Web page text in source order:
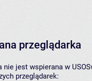
przeglądarka
nie jest wspierana w
przeglądarek: